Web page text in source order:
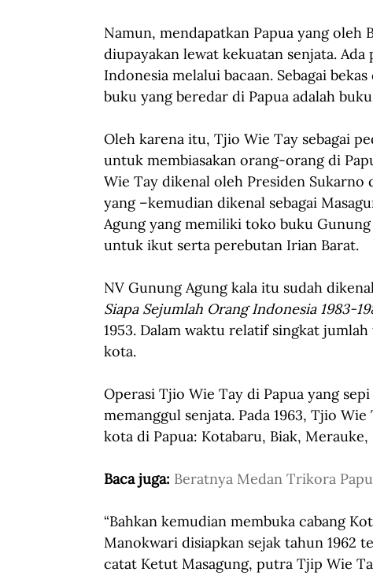
Namun, mendapatkan Papua yang
diupayakan lewat kekuatan senjata.
Indonesia melalui bacaan. Sebagai
buku yang beredar di Papua adalah
Oleh karena itu, Tjio Wie Tay sebagai
untuk membiasakan orang-orang di
Wie Tay dikenal oleh Presiden Sukarno
yang –kemudian dikenal sebagai
Agung yang memiliki toko buku
untuk ikut serta perebutan Irian Barat.
NV Gunung Agung kala itu sudah
Siapa Sejumlah Orang Indonesia 1983-
1953. Dalam waktu relatif singkat
kota.
Operasi Tjio Wie Tay di Papua yang
memanggul senjata. Pada 1963, Tjio
kota di Papua: Kotabaru, Biak,
Baca juga: Beratnya Medan Trikora
“Bahkan kemudian membuka cabang
Manokwari disiapkan sejak tahun 1962
catat Ketut Masagung, putra Tjip Wie